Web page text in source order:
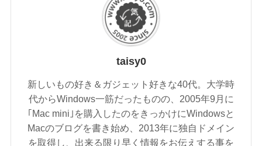
taisy0
新しいもの好き＆ガジェット好きな40代。大学時
代からWindows一筋だったものの、2005年9月に
｢Mac mini｣を購入したのをきっかけにWindowsと
Macのブログを書き始め、2013年に独自ドメイン
を取得し、出来る限り早く情報をお伝えする事を